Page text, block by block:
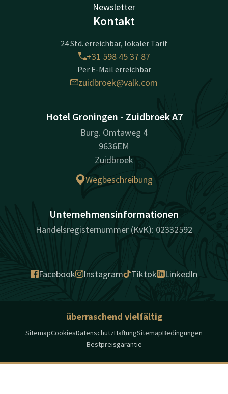
Newsletter
Kontakt
24 Std. erreichbar, lokaler Tarif
+31 598 45 37 87
Per E-Mail erreichbar
zuidbroek@valk.com
Hotel Groningen - Zuidbroek A7
Burg. Omtaweg 4
9636EM
Zuidbroek
Wegbeschreibung
Unternehmensinformationen
Handelsregisternummer (KvK): 02332592
Facebook Instagram Tiktok LinkedIn
überraschend vielfältig
SitemapCookiesDatenschutzHaftungSitemapBedingungen
Bestpreisgarantie